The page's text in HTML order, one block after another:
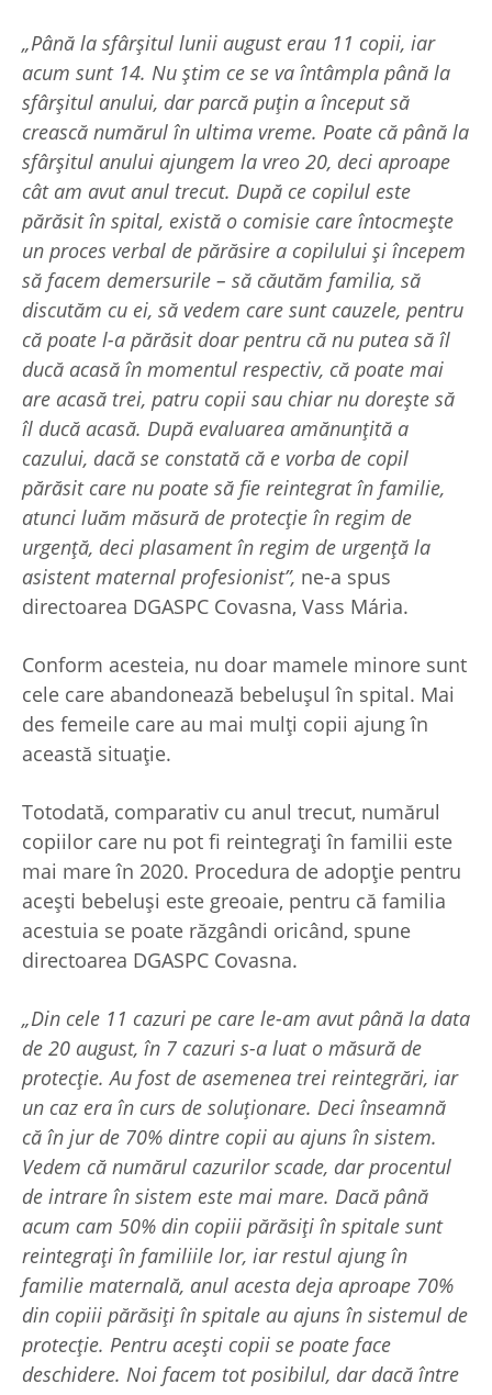
„Până la sfârșitul lunii august erau 11 copii, iar
acum sunt 14. Nu știm ce se va întâmpla până la
sfârșitul anului, dar parcă puțin a început să
crească numărul în ultima vreme. Poate că până la
sfârșitul anului ajungem la vreo 20, deci aproape
cât am avut anul trecut. După ce copilul este
părăsit în spital, există o comisie care întocmește
un proces verbal de părăsire a copilului și începem
să facem demersurile – să căutăm familia, să
discutăm cu ei, să vedem care sunt cauzele, pentru
că poate l-a părăsit doar pentru că nu putea să îl
ducă acasă în momentul respectiv, că poate mai
are acasă trei, patru copii sau chiar nu dorește să
îl ducă acasă. După evaluarea amănunțită a
cazului, dacă se constată că e vorba de copil
părăsit care nu poate să fie reintegrat în familie,
atunci luăm măsură de protecție în regim de
urgență, deci plasament în regim de urgență la
asistent maternal profesionist”, ne-a spus
directoarea DGASPC Covasna, Vass Mária.
Conform acesteia, nu doar mamele minore sunt
cele care abandonează bebelușul în spital. Mai
des femeile care au mai mulți copii ajung în
această situație.
Totodată, comparativ cu anul trecut, numărul
copiilor care nu pot fi reintegrați în familii este
mai mare în 2020. Procedura de adopție pentru
acești bebeluși este greoaie, pentru că familia
acestuia se poate răzgândi oricând, spune
directoarea DGASPC Covasna.
„Din cele 11 cazuri pe care le-am avut până la data
de 20 august, în 7 cazuri s-a luat o măsură de
protecție. Au fost de asemenea trei reintegrări, iar
un caz era în curs de soluționare. Deci înseamnă
că în jur de 70% dintre copii au ajuns în sistem.
Vedem că numărul cazurilor scade, dar procentul
de intrare în sistem este mai mare. Dacă până
acum cam 50% din copiii părăsiți în spitale sunt
reintegrați în familiile lor, iar restul ajung în
familie maternală, anul acesta deja aproape 70%
din copiii părăsiți în spitale au ajuns în sistemul de
protecție. Pentru acești copii se poate face
deschidere. Noi facem tot posibilul, dar dacă între